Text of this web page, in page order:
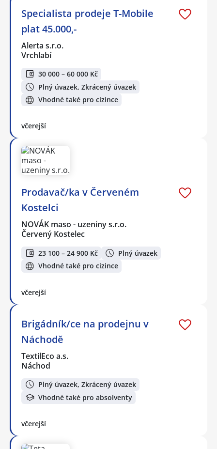
Specialista prodeje T-Mobile
plat 45.000,-
Alerta s.r.o.
Vrchlabí
30 000 – 60 000 Kč
Plný úvazek, Zkrácený úvazek
Vhodné také pro cizince
včerejší
Prodavač/ka v Červeném
Kostelci
NOVÁK maso - uzeniny s.r.o.
Červený Kostelec
23 100 – 24 900 Kč
Plný úvazek
Vhodné také pro cizince
včerejší
Brigádník/ce na prodejnu v
Náchodě
TextilEco a.s.
Náchod
Plný úvazek, Zkrácený úvazek
Vhodné také pro absolventy
včerejší